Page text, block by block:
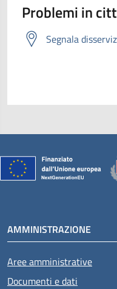
Problemi in
Segnala
AMMINISTRAZIONE
Aree amministrative
Documenti e dati